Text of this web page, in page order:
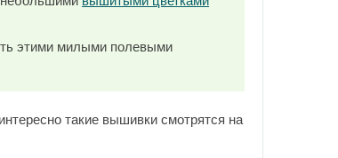
этими милыми полевыми
такие вышивки смотрятся на